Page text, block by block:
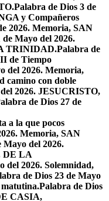
Palabra de Dios 3 de
y Compañeros
2026. Memoria, SAN
Mayo del 2026.
TRINIDAD.Palabra de
de Tiempo
del 2026. Memoria,
camino con doble
2026. JESUCRISTO,
de Dios 27 de
a la que pocos
Memoria, SAN
Mayo del 2026.
DE LA
del 2026. Solemnidad,
de Dios 23 de Mayo
matutina.Palabra de Dios
CASIA,